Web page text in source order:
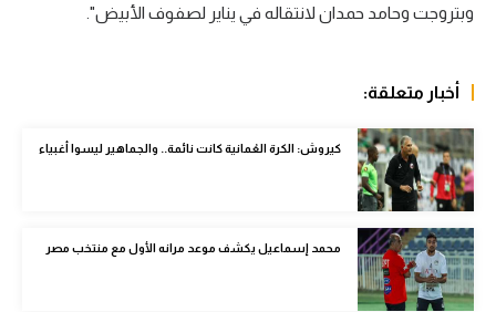
كرة طائرة
الوطن العربي
في المونديال
رياضة نسائية
وبتروجت وحامد حمدان لانتقاله في يناير لصفوف الأبيض".
أخبار متعلقة:
كيروش: الكرة العُمانية كانت نائمة.. والجماهير ليسوا أغبياء
محمد إسماعيل يكشف موعد مرانه الأول مع منتخب مصر